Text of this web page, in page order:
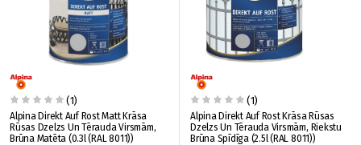
(1)
Alpina Direkt Auf Rost Matt Krāsa
Rūsas Dzelzs Un Tērauda Virsmām,
Brūna Matēta (0.3l (RAL 8011))
(1)
Alpina Direkt Auf Rost Krāsa Rūsas
Dzelzs Un Tērauda Virsmām, Riekstu
Brūna Spīdīga (2.5l (RAL 8011))